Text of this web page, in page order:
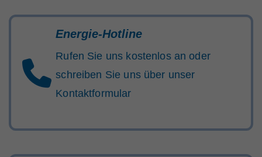
Über Uns
Energie-Hotline
Rufen Sie uns kostenlos an oder
schreiben Sie uns über unser
Kontaktformular